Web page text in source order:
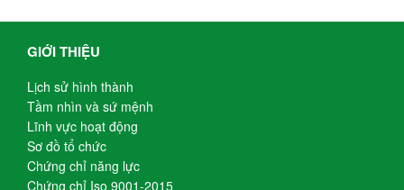
GIỚI THIỆU
Lịch sử hình thành
Tầm nhìn và sứ mệnh
Lĩnh vực hoạt động
Sơ đồ tổ chức
Chứng chỉ năng lực
Chứng chỉ Iso 9001-2015